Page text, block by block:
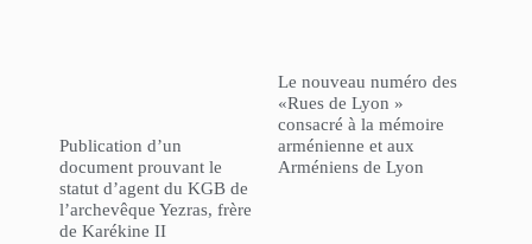
Publication d’un
document prouvant le
statut d’agent du KGB de
l’archevêque Yezras, frère
de Karékine II
Le nouveau numéro des
«Rues de Lyon »
consacré à la mémoire
arménienne et aux
Arméniens de Lyon